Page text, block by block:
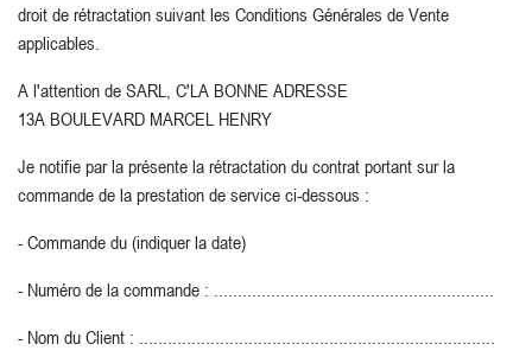
droit de rétractation suivant les Conditions Générales de Vente
applicables.
A l'attention de SARL, C'LA BONNE ADRESSE
13A BOULEVARD MARCEL HENRY
Je notifie par la présente la rétractation du contrat portant sur la
commande de la prestation de service ci-dessous :
- Commande du (indiquer la date)
- Numéro de la commande : ...........................................................
- Nom du Client : ...........................................................................